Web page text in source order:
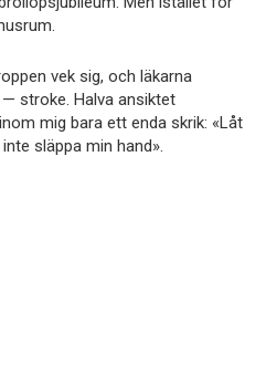
vek sig, och läkarna
stroke. Halva ansiktet
mig bara ett enda skrik: «Låt
släppa min hand».